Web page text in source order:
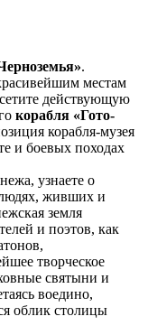
.
местам
действующую
корабля «Гото-
корабля-музея
и боевых походах
узнаете о
живших и
земля
и поэтов, как
творческое
святыни и
воедино,
облик столицы